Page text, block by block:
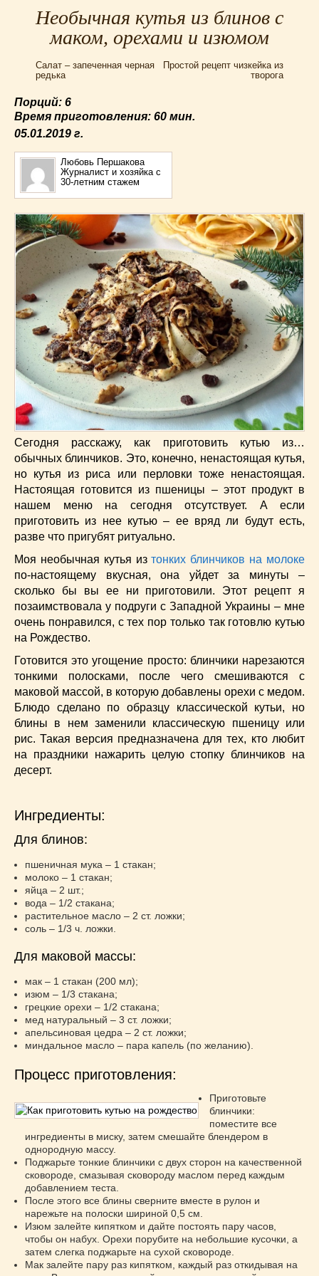
Для мультиварки Филипс
(24)
Запеканки(25)
Итальянская кухня
Картошка(32)
Каши(24)
Кексы(43)
Китайская кухня(15)
Лучшие(9)
Макароны(18)
Мексиканская кухня(9)
Мясные блюда(119)
Напитки (4)
Немецкая кухня(10)
Необычные(49)
Низкокалорийные(33)
Новогодние(57)
Новости(54)
О жизни (25)
Овощи(98)
Пасхальные
(17)
Печенье
Пироги (55)
Польская кухня(21)
Постные(52)
Праздничные блюда(63)
Простые
Рыба(45)
(33)
Советы(42)
Соусы (8)
Супы(45)
Торты(52)
Украинская кухня(129)
Фасоль(20)
Фото еды(10)
Французская кухня
Хлеб(21)
Что приготовить из тыквы
Японская кухня
Необычная кутья из блинов с
маком, орехами и изюмом
Салат – запеченная черная
редька
Простой рецепт чизкейка из
творога
Порций: 6
Время приготовления: 60 мин.
05.01.2019 г.
Любовь Першакова
Журналист и хозяйка с
30-летним стажем
Сегодня расскажу, как приготовить кутью из…
обычных блинчиков. Это, конечно, ненастоящая кутья,
но кутья из риса или перловки тоже ненастоящая.
Настоящая готовится из пшеницы – этот продукт в
нашем меню на сегодня отсутствует. А если
приготовить из нее кутью – ее вряд ли будут есть,
разве что пригубят ритуально.
Моя необычная кутья изтонких блинчиков на молоке
по-настоящему вкусная, она уйдет за минуты –
сколько бы вы ее ни приготовили. Этот рецепт я
позаимствовала у подруги с Западной Украины – мне
очень понравился, с тех пор только так готовлю кутью
на Рождество.
Готовится это угощение просто: блинчики нарезаются
тонкими полосками, после чего смешиваются с
маковой массой, в которую добавлены орехи с медом.
Блюдо сделано по образцу классической кутьи, но
блины в нем заменили классическую пшеницу или
рис. Такая версия предназначена для тех, кто любит
на праздники нажарить целую стопку блинчиков на
десерт.
Ингредиенты:
Для блинов:
пшеничная мука – 1 стакан;
молоко – 1 стакан;
яйца – 2 шт.;
вода – 1/2 стакана;
растительное масло – 2 ст. ложки;
соль – 1/3 ч. ложки.
Для маковой массы:
мак – 1 стакан (200 мл);
изюм – 1/3 стакана;
грецкие орехи – 1/2 стакана;
мед натуральный – 3 ст. ложки;
апельсиновая цедра – 2 ст. ложки;
миндальное масло – пара капель (по желанию).
Процесс приготовления:
Приготовьте
блинчики:
поместите все
ингредиенты в миску, затем смешайте блендером в
однородную массу.
Поджарьте тонкие блинчики с двух сторон на качественной
сковороде, смазывая сковороду маслом перед каждым
добавлением теста.
После этого все блины сверните вместе в рулон и
нарежьте на полоски шириной 0,5 см.
Изюм залейте кипятком и дайте постоять пару часов,
чтобы он набух. Орехи порубите на небольшие кусочки, а
затем слегка поджарьте на сухой сковороде.
Мак залейте пару раз кипятком, каждый раз откидывая на